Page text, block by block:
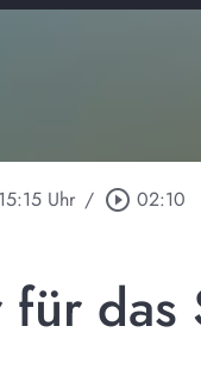
Uhr / play_circle_outline 02:10
das